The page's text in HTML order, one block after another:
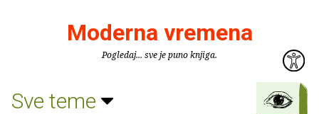
Moderna vremena
Pogledaj... sve je puno knjiga.
Sve teme